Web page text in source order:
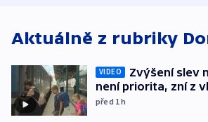
Aktuálně z rubriky
VIDEO
Zvýšení slev
není priorita, zní z
před 1h